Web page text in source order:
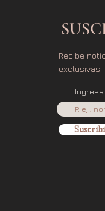
Recibe
exclusivas